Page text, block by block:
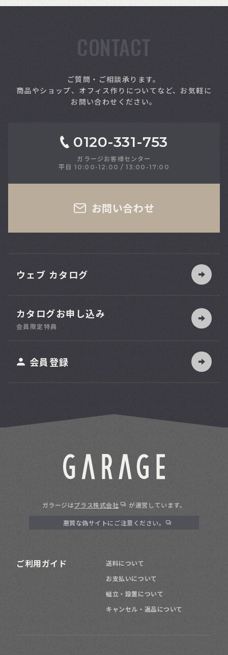
幅120cm台
幅180cm台
高さ150～179cm
CONTACT
ご質問・ご相談承ります。
商品やショップ、オフィス作りについてなど、お気軽に
お問い合わせください。
0120-331-753
ガラージお客様センター
平日 10:00-12:00 / 13:00-17:00
お問い合わせ
ウェブ カタログ
カタログお申し込み
会員限定特典
会員登録
ガラージはプラス株式会社 が運営しています。
悪質な偽サイトにご注意ください。
ご利用ガイド
送料について
お支払いについて
組立・設置について
キャンセル・返品について